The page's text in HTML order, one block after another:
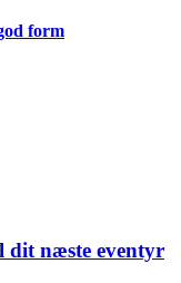
form
dit næste eventyr